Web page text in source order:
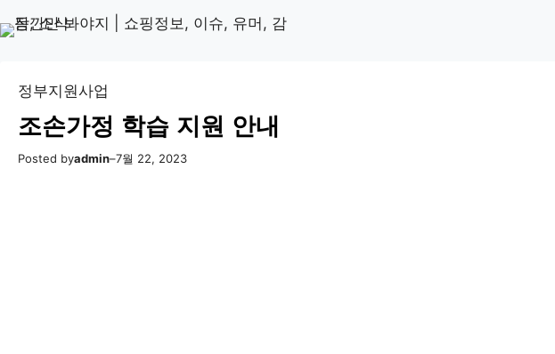
텐
to
정부지원사업
조손가정 학습 지원 안내
Posted byadmin–7월 22, 2023